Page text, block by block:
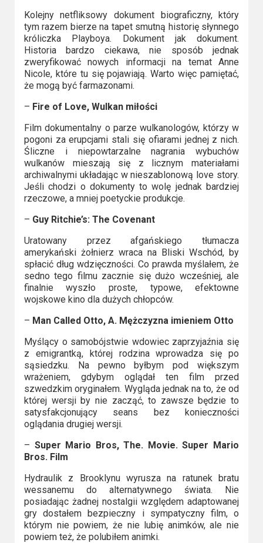
Kolejny netfliksowy dokument biograficzny, który
tym razem bierze na tapet smutną historię słynnego
króliczka Playboya. Dokument jak dokument.
Historia bardzo ciekawa, nie sposób jednak
zweryfikować nowych informacji na temat Anne
Nicole, które tu się pojawiają. Warto więc pamiętać,
że mogą być farmazonami.
– Fire of Love, Wulkan miłości
Film dokumentalny o parze wulkanologów, którzy w
pogoni za erupcjami stali się ofiarami jednej z nich.
Śliczne i niepowtarzalne nagrania wybuchów
wulkanów mieszają się z licznym materiałami
archiwalnymi układając w nieszablonową love story.
Jeśli chodzi o dokumenty to wolę jednak bardziej
rzeczowe, a mniej poetyckie produkcje.
– Guy Ritchie’s: The Covenant
Uratowany przez afgańskiego tłumacza
amerykański żołnierz wraca na Bliski Wschód, by
spłacić dług wdzięczności. Co prawda myślałem, że
sedno tego filmu zacznie się dużo wcześniej, ale
finalnie wyszło proste, typowe, efektowne
wojskowe kino dla dużych chłopców.
– Man Called Otto, A. Mężczyzna imieniem Otto
Myślący o samobójstwie wdowiec zaprzyjaźnia się
z emigrantką, której rodzina wprowadza się po
sąsiedzku. Na pewno byłbym pod większym
wrażeniem, gdybym oglądał ten film przed
szwedzkim oryginałem. Wygląda jednak na to, że od
której wersji by nie zacząć, to zawsze będzie to
satysfakcjonujący seans bez konieczności
oglądania drugiej wersji.
– Super Mario Bros, The. Movie. Super Mario
Bros. Film
Hydraulik z Brooklynu wyrusza na ratunek bratu
wessanemu do alternatywnego świata. Nie
posiadając żadnej nostalgii względem adaptowanej
gry dostałem bezpieczny i sympatyczny film, o
którym nie powiem, że nie lubię animków, ale nie
powiem też, że polubiłem animki.